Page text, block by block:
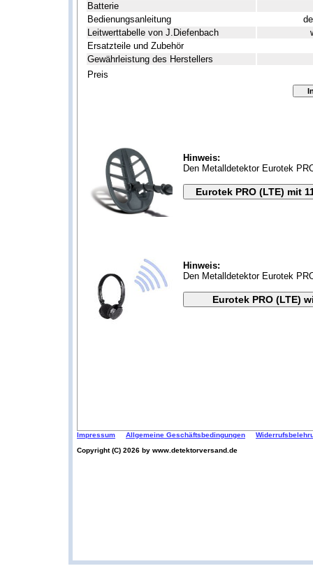
Batterie
Bedienungsanleitung
Leitwerttabelle von J.Diefenbach
Ersatzteile und Zubehör
Gewährleistung des Herstellers
Preis
Hinweis:
Den Metalldetektor Eurotek
Hinweis:
Den Metalldetektor Eurotek
Impressum Allgemeine Geschäftsbedingungen
Copyright (C) 2026 by www.detektorversand.de